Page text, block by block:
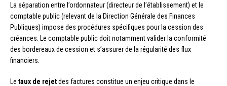
La séparation entre l’ordonnateur (directeur de l’établissement) et le
comptable public (relevant de la Direction Générale des Finances
Publiques) impose des procédures spécifiques pour la cession des
créances. Le comptable public doit notamment valider la conformité
des bordereaux de cession et s’assurer de la régularité des flux
financiers.
Le taux de rejetdes factures constitue un enjeu critique dans le